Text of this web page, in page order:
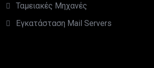
Ταμειακές Μηχανές
Εγκατάσταση Mail Servers